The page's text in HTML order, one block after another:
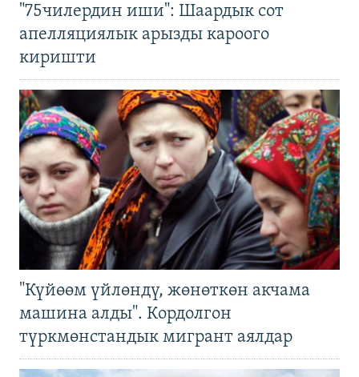
"75чилердин иши": Шаардык сот
апелляциялык арызды кароого
киришти
"Күйөөм үйлөндү, жөнөткөн акчама
машина алды". Кордолгон
түркмөнстандык мигрант аялдар